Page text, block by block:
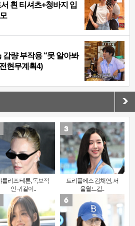
흰 티셔츠+청바지 입
량 부작용 “못 알아봐
현무계획4)
를리즈 테론, 독보적
인 귀걸이..
트리플에스 김채연, 서
울월드컵..